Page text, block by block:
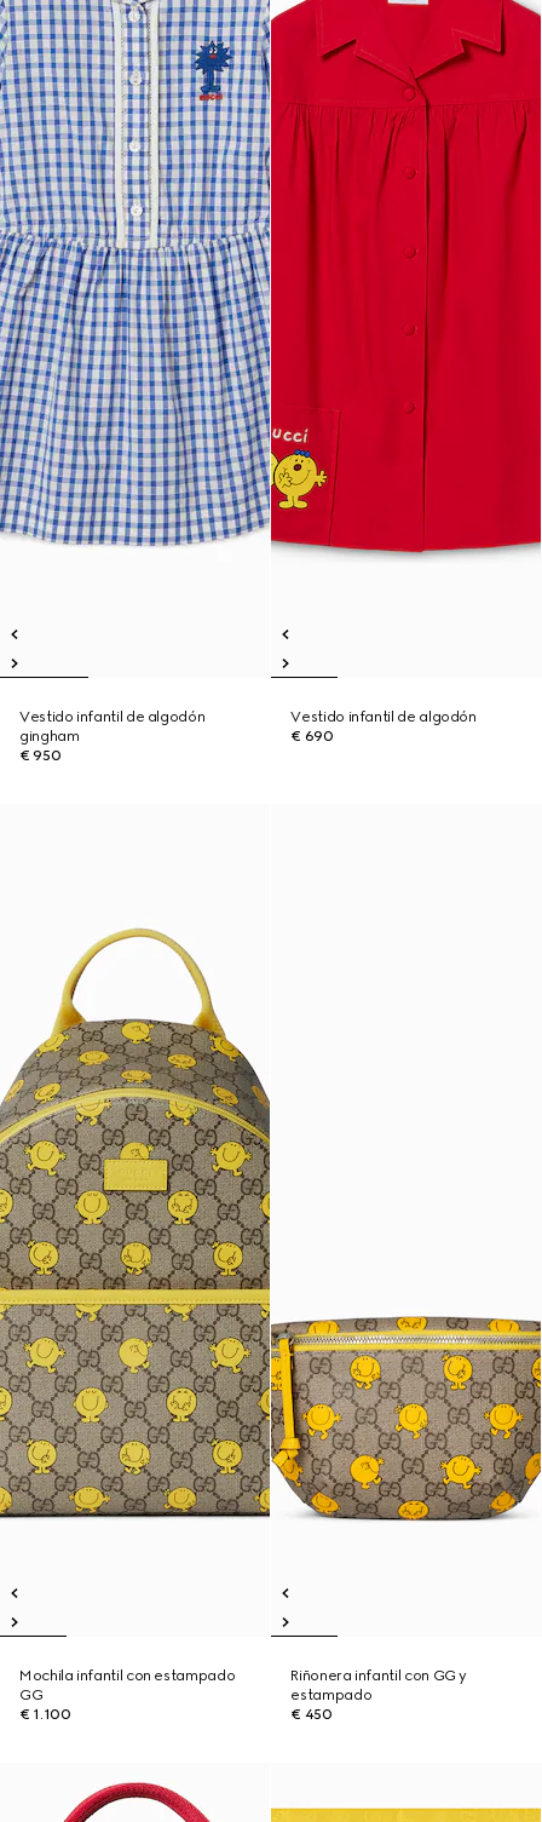
Vestido infantil de algodón
gingham
€ 950
Vestido infantil de algodón
€ 690
Mochila infantil con estampado
GG
€ 1.100
Riñonera infantil con GG y
estampado
€ 450